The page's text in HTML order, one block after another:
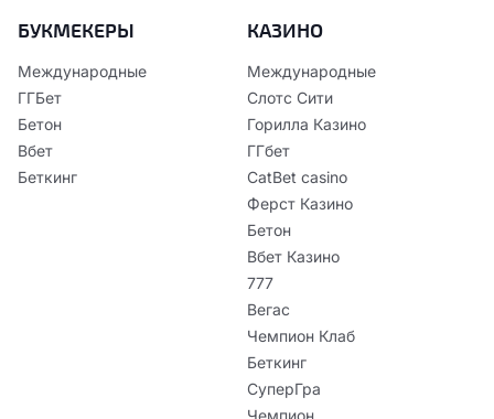
БУКМЕКЕРЫ
Международные
ГГБет
Бетон
Вбет
Беткинг
КАЗИНО
Международные
Слотс Сити
Горилла Казино
ГГбет
CatBet casino
Ферст Казино
Бетон
Вбет Казино
777
Вегас
Чемпион Клаб
Беткинг
СуперГра
Чемпион